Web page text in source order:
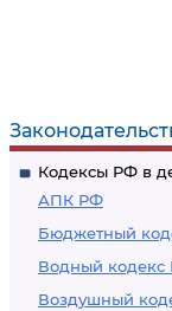
Кодексы РФ в
АПК РФ
Бюджетный
Водный кодекс
Воздушный